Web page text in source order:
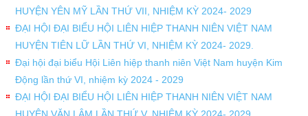
HUYỆN YÊN MỸ LẦN THỨ VII, NHIỆM KỲ 2024- 2029
ĐẠI HỘI ĐẠI BIỂU HỘI LIÊN HIỆP THANH NIÊN VIỆT NAM
HUYỆN TIÊN LỮ LẦN THỨ VI, NHIỆM KỲ 2024- 2029.
Đại hội đại biểu Hội Liên hiệp thanh niên Việt Nam huyện Kim
Động lần thứ VI, nhiệm kỳ 2024 - 2029
ĐẠI HỘI ĐẠI BIỂU HỘI LIÊN HIỆP THANH NIÊN VIỆT NAM